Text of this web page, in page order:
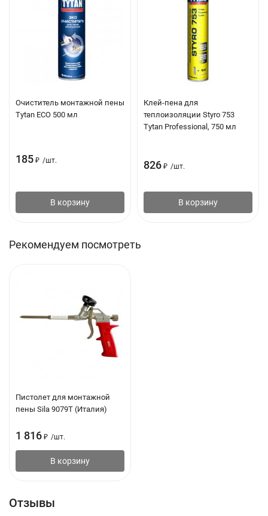
Очиститель монтажной пены
Tytan ЕСО 500 мл
185 ₽ /шт.
В корзину
Клей-пена для
теплоизоляции Styro 753
Tytan Professional, 750 мл
826 ₽ /шт.
В корзину
Рекомендуем посмотреть
Пистолет для монтажной
пены Sila 9079T (Италия)
1 816 ₽ /шт.
В корзину
Отзывы